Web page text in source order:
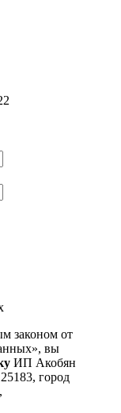
законом от
вы
ИП Акобян
город